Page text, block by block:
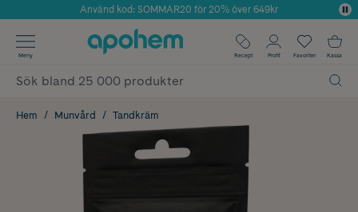
Årets Butik 2025 inom Skönhet
Använd kod: SOMMAR20 för 20% över 649kr
✓ Fri frakt
✓ Poäng på alla köp*
Meny Recept Profil Favoriter Kassa
Hem Munvård Tandkräm